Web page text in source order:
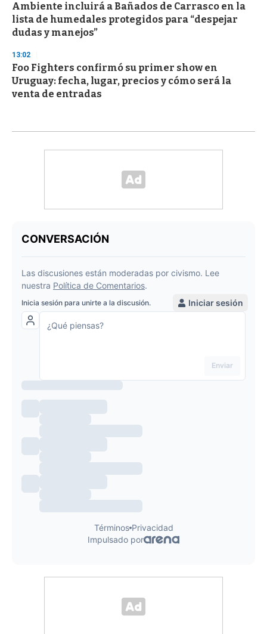
Ambiente incluirá a Bañados de Carrasco en la
lista de humedales protegidos para “despejar
dudas y manejos”
13:02
Foo Fighters confirmó su primer show en
Uruguay: fecha, lugar, precios y cómo será la
venta de entradas